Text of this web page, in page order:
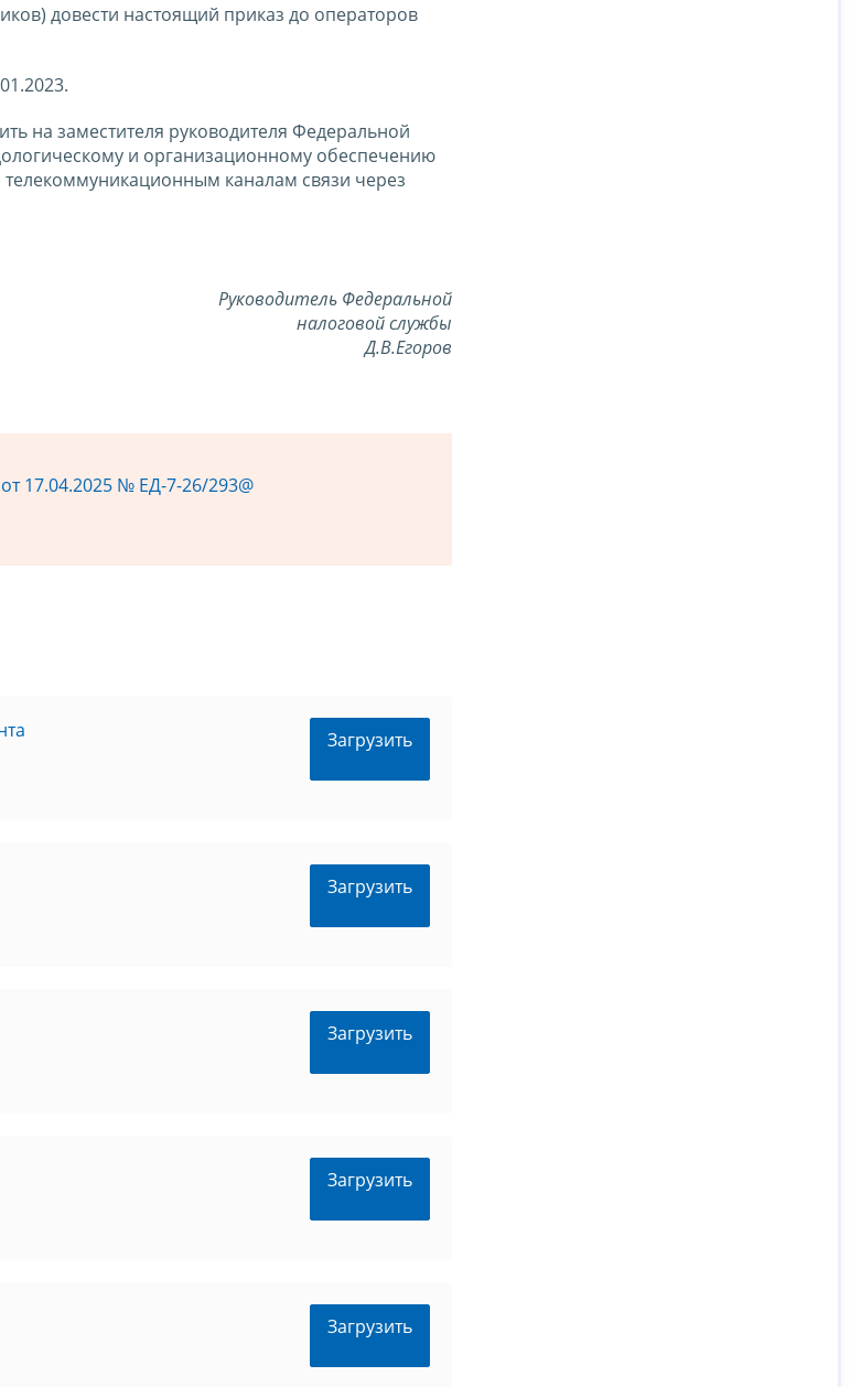
довести настоящий приказ до операторов
на заместителя руководителя Федеральной
и организационному обеспечению
каналам связи через
Руководитель Федеральной
налоговой службы
Д.В.Егоров
от 17.04.2025 № ЕД-7-26/293@
Загрузить
Загрузить
Загрузить
Загрузить
Загрузить